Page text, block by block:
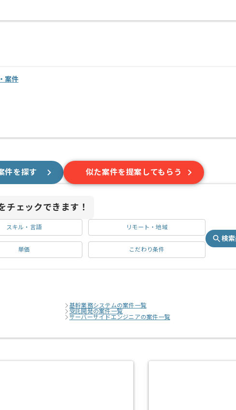
案件
件を探す 似た案件を提案してもらう
チェックできます！
スキル・言語 リモート・地域
単価 こだわり条件
検
基幹業務システムの案件一覧
受託開発の案件一覧
サーバーサイドエンジニアの案件一覧